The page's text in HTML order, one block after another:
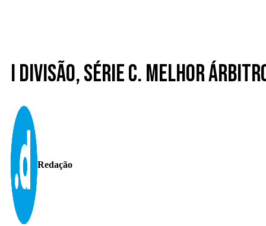
I Divisão, Série C. Melhor
Redação